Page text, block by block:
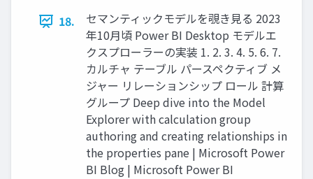
18.
セマンティックモデルを覗き見る 2023
年10月頃 Power BI Desktop モデルエ
クスプローラーの実装 1. 2. 3. 4. 5. 6. 7.
カルチャ テーブル パースペクティブ メ
ジャー リレーションシップ ロール 計算
グループ Deep dive into the Model
Explorer with calculation group
authoring and creating relationships in
the properties pane | Microsoft Power
BI Blog | Microsoft Power BI